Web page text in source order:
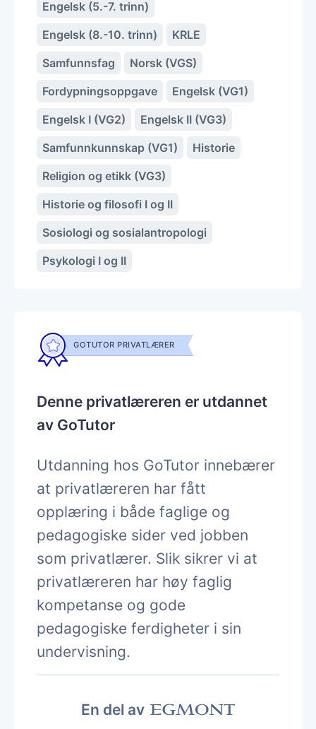
Engelsk (5.-7. trinn)
Engelsk (8.-10. trinn)
KRLE
Samfunnsfag
Norsk (VGS)
Fordypningsoppgave
Engelsk (VG1)
Engelsk I (VG2)
Engelsk II (VG3)
Samfunnkunnskap (VG1)
Historie
Religion og etikk (VG3)
Historie og filosofi I og II
Sosiologi og sosialantropologi
Psykologi I og II
GOTUTOR PRIVATLÆRER
Denne privatlæreren er utdannet
av GoTutor
Utdanning hos GoTutor innebærer
at privatlæreren har fått
opplæring i både faglige og
pedagogiske sider ved jobben
som privatlærer. Slik sikrer vi at
privatlæreren har høy faglig
kompetanse og gode
pedagogiske ferdigheter i sin
undervisning.
En del av